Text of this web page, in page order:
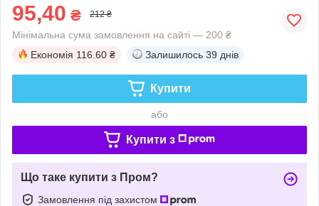
95,40 ₴ 212 ₴
Мінімальна сума замовлення на сайті — 200 ₴
Економія 116.60 ₴ Залишилось 39 днів
Купити
або
Купити з
Що таке купити з Пром?
Замовлення під захистом